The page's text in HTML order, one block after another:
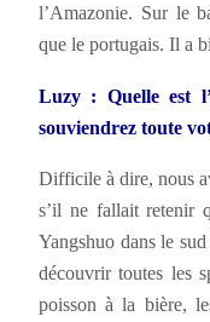
l’Amazonie. Sur le
que le portugais. Il a
Luzy : Quelle est
souviendrez toute
Difficile à dire, nous
s’il ne fallait retenir
Yangshuo dans le
découvrir toutes les
poisson à la bière,